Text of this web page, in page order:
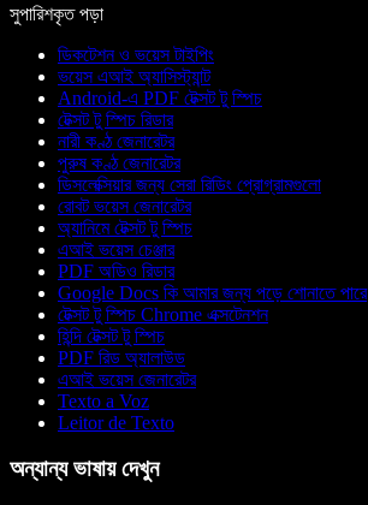
সুপারিশকৃত পড়া
ডিকটেশন ও ভয়েস টাইপিং
ভয়েস এআই অ্যাসিস্ট্যান্ট
Android-এ PDF টেক্সট টু স্পিচ
টেক্সট টু স্পিচ রিডার
নারী কণ্ঠ জেনারেটর
পুরুষ কণ্ঠ জেনারেটর
ডিসলেক্সিয়ার জন্য সেরা রিডিং প্রোগ্রামগুলো
রোবট ভয়েস জেনারেটর
অ্যানিমে টেক্সট টু স্পিচ
এআই ভয়েস চেঞ্জার
PDF অডিও রিডার
Google Docs কি আমার জন্য পড়ে শোনাতে পারে
টেক্সট টু স্পিচ Chrome এক্সটেনশন
হিন্দি টেক্সট টু স্পিচ
PDF রিড অ্যালাউড
এআই ভয়েস জেনারেটর
Texto a Voz
Leitor de Texto
অন্যান্য ভাষায় দেখুন